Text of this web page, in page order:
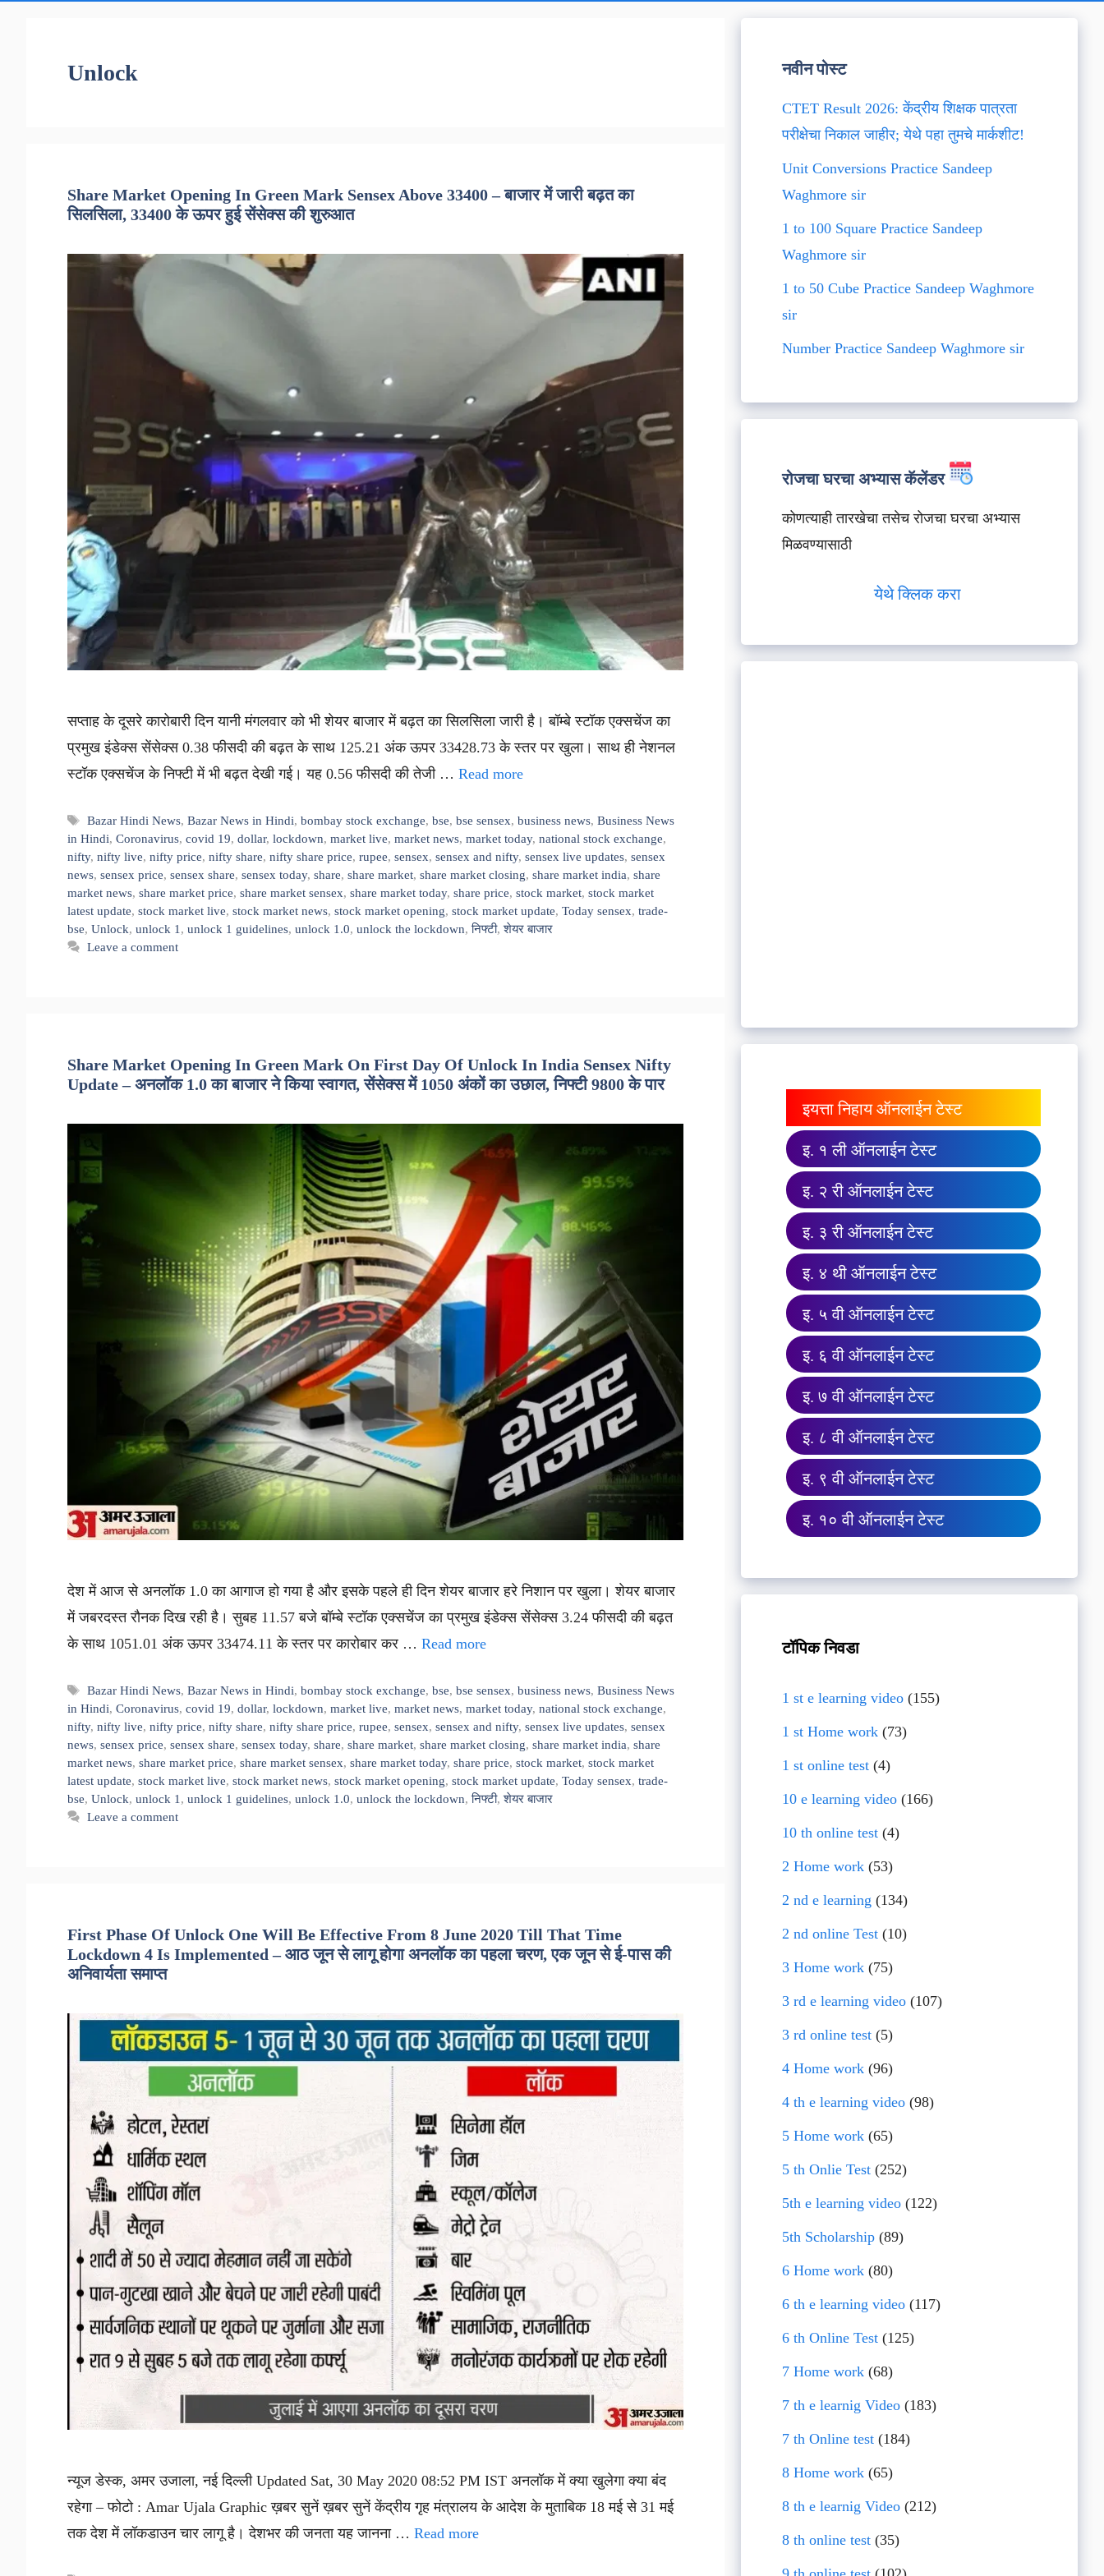
Unlock
Share Market Opening In Green Mark Sensex Above 33400 – बाजार में जारी बढ़त का
सिलसिला, 33400 के ऊपर हुई सेंसेक्स की शुरुआत
सप्ताह के दूसरे कारोबारी दिन यानी मंगलवार को भी शेयर बाजार में बढ़त का सिलसिला जारी है। बॉम्बे स्टॉक एक्सचेंज का
प्रमुख इंडेक्स सेंसेक्स 0.38 फीसदी की बढ़त के साथ 125.21 अंक ऊपर 33428.73 के स्तर पर खुला। साथ ही नेशनल
स्टॉक एक्सचेंज के निफ्टी में भी बढ़त देखी गई। यह 0.56 फीसदी की तेजी … Read more
Tags
Bazar Hindi News,Bazar News in Hindi,bombay stock exchange,bse,bse sensex,business news,Business News
in Hindi, Coronavirus, covid 19, dollar, lockdown, market live, market news, market today, national stock exchange,
nifty, nifty live, nifty price, nifty share, nifty share price, rupee, sensex, sensex and nifty, sensex live updates, sensex
news, sensex price, sensex share, sensex today, share, share market, share market closing, share market india, share
market news, share market price, share market sensex, share market today, share price, stock market, stock market
latest update, stock market live, stock market news, stock market opening, stock market update, Today sensex, trade-
bse, Unlock, unlock 1 , unlock 1 guidelines, unlock 1.0, unlock the lockdown,निफ्टी,शेयर बाजार
Leave a comment
Share Market Opening In Green Mark On First Day Of Unlock In India Sensex Nifty
Update – अनलॉक 1.0 का बाजार ने किया स्वागत, सेंसेक्स में 1050 अंकों का उछाल, निफ्टी 9800 के पार
देश में आज से अनलॉक 1.0 का आगाज हो गया है और इसके पहले ही दिन शेयर बाजार हरे निशान पर खुला। शेयर बाजार
में जबरदस्त रौनक दिख रही है। सुबह 11.57 बजे बॉम्बे स्टॉक एक्सचेंज का प्रमुख इंडेक्स सेंसेक्स 3.24 फीसदी की बढ़त
के साथ 1051.01 अंक ऊपर 33474.11 के स्तर पर कारोबार कर … Read more
Tags
Bazar Hindi News,Bazar News in Hindi,bombay stock exchange,bse,bse sensex,business news,Business News
in Hindi, Coronavirus, covid 19, dollar, lockdown, market live, market news, market today, national stock exchange,
nifty, nifty live, nifty price, nifty share, nifty share price, rupee, sensex, sensex and nifty, sensex live updates, sensex
news, sensex price, sensex share, sensex today, share, share market, share market closing, share market india, share
market news, share market price, share market sensex, share market today, share price, stock market, stock market
latest update, stock market live, stock market news, stock market opening, stock market update, Today sensex, trade-
bse, Unlock, unlock 1, unlock 1 guidelines, unlock 1.0, unlock the lockdown,निफ्टी,शेयर बाजार
Leave a comment
First Phase Of Unlock One Will Be Effective From 8 June 2020 Till That Time
Lockdown 4 Is Implemented – आठ जून से लागू होगा अनलॉक का पहला चरण, एक जून से ई-पास की
अनिवार्यता समाप्त
न्यूज डेस्क, अमर उजाला, नई दिल्ली Updated Sat, 30 May 2020 08:52 PM IST अनलॉक में क्या खुलेगा क्या बंद
रहेगा – फोटो : Amar Ujala Graphic ख़बर सुनें ख़बर सुनें केंद्रीय गृह मंत्रालय के आदेश के मुताबिक 18 मई से 31 मई
तक देश में लॉकडाउन चार लागू है। देशभर की जनता यह जानना … Read more
नवीन पोस्ट
CTET Result 2026: केंद्रीय शिक्षक पात्रता
परीक्षेचा निकाल जाहीर; येथे पहा तुमचे मार्कशीट!
Unit Conversions Practice Sandeep
Waghmore sir
1 to 100 Square Practice Sandeep
Waghmore sir
1 to 50 Cube Practice Sandeep Waghmore
sir
Number Practice Sandeep Waghmore sir
रोजचा घरचा अभ्यास कॅलेंडर
कोणत्याही तारखेचा तसेच रोजचा घरचा अभ्यास
मिळवण्यासाठी
येथे क्लिक करा
इयत्ता निहाय ऑनलाईन टेस्ट
इ. १ ली ऑनलाईन टेस्ट
इ. २ री ऑनलाईन टेस्ट
इ. ३ री ऑनलाईन टेस्ट
इ. ४ थी ऑनलाईन टेस्ट
इ. ५ वी ऑनलाईन टेस्ट
इ. ६ वी ऑनलाईन टेस्ट
इ. ७ वी ऑनलाईन टेस्ट
इ. ८ वी ऑनलाईन टेस्ट
इ. ९ वी ऑनलाईन टेस्ट
इ. १० वी ऑनलाईन टेस्ट
टॉपिक निवडा
1 st e learning video(155)
1 st Home work(73)
1 st online test(4)
10 e learning video(166)
10 th online test(4)
2 Home work(53)
2 nd e learning (134)
2 nd online Test(10)
3 Home work(75)
3 rd e learning video(107)
3 rd online test(5)
4 Home work(96)
4 th e learning video(98)
5 Home work(65)
5 th Onlie Test(252)
5th e learning video(122)
5th Scholarship(89)
6 Home work(80)
6 th e learning video(117)
6 th Online Test(125)
7 Home work(68)
7 th e learnig Video(183)
7 th Online test(184)
8 Home work(65)
8 th e learnig Video(212)
8 th online test(35)